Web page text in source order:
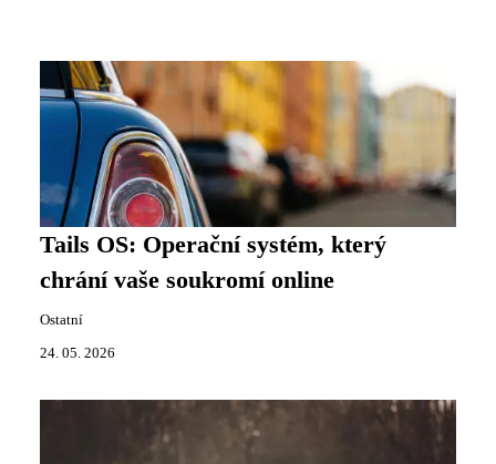
Tails OS: Operační systém, který
chrání vaše soukromí online
Ostatní
24. 05. 2026